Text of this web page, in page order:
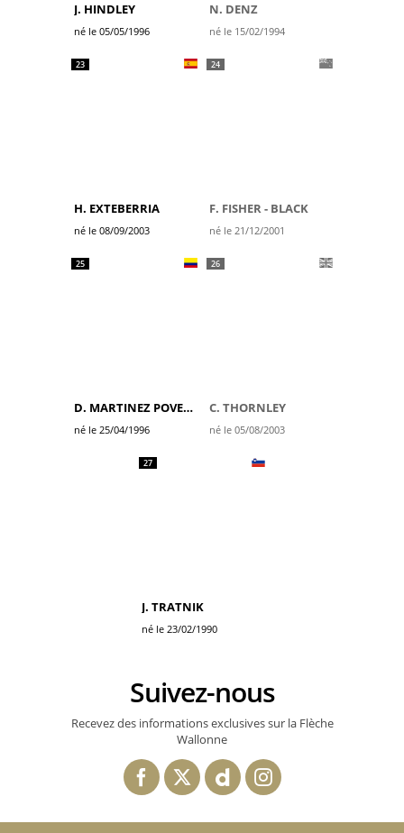
J. HINDLEY
né le 05/05/1996
N. DENZ
né le 15/02/1994
23
H. EXTEBERRIA
né le 08/09/2003
24
F. FISHER - BLACK
né le 21/12/2001
25
D. MARTINEZ POVEDA
né le 25/04/1996
26
C. THORNLEY
né le 05/08/2003
27
J. TRATNIK
né le 23/02/1990
Suivez-nous
Recevez des informations exclusives sur la Flèche
Wallonne